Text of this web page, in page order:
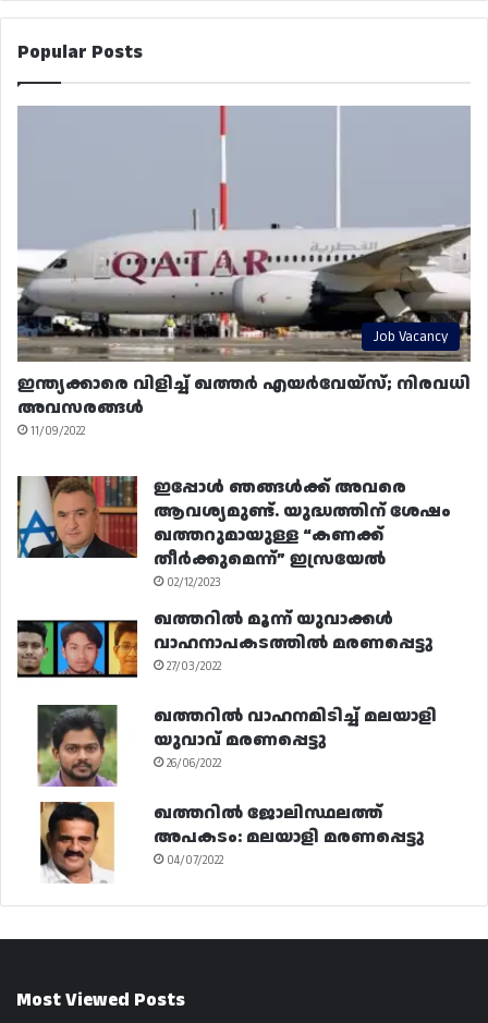
Popular Posts
Job Vacancy
ഇന്ത്യക്കാരെ വിളിച്ച് ഖത്തർ എയർവേയ്‌സ്; നിരവധി
അവസരങ്ങൾ
11/09/2022
ഇപ്പോൾ ഞങ്ങൾക്ക് അവരെ
ആവശ്യമുണ്ട്. യുദ്ധത്തിന് ശേഷം
ഖത്തറുമായുള്ള “കണക്ക്
തീർക്കുമെന്ന്” ഇസ്രയേൽ
02/12/2023
ഖത്തറിൽ മൂന്ന് യുവാക്കൾ
വാഹനാപകടത്തിൽ മരണപ്പെട്ടു
27/03/2022
ഖത്തറിൽ വാഹനമിടിച്ച് മലയാളി
യുവാവ് മരണപ്പെട്ടു
26/06/2022
ഖത്തറിൽ ജോലിസ്ഥലത്ത്
അപകടം: മലയാളി മരണപ്പെട്ടു
04/07/2022
Most Viewed Posts